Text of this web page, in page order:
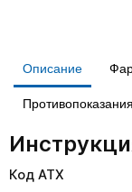
Описание
Противопоказания
Код АТХ